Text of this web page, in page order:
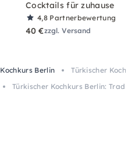
Cocktails für zuhause
4,8 Partnerbewertung
40 €zzgl. Versand
Kochkurs Berlin
Türkischer
Türkischer Kochkurs Berlin: